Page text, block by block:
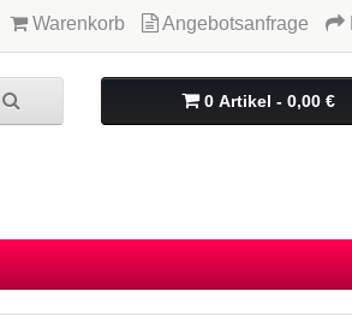
Warenkorb Angebotsanfrage
0 Artikel - 0,00 €